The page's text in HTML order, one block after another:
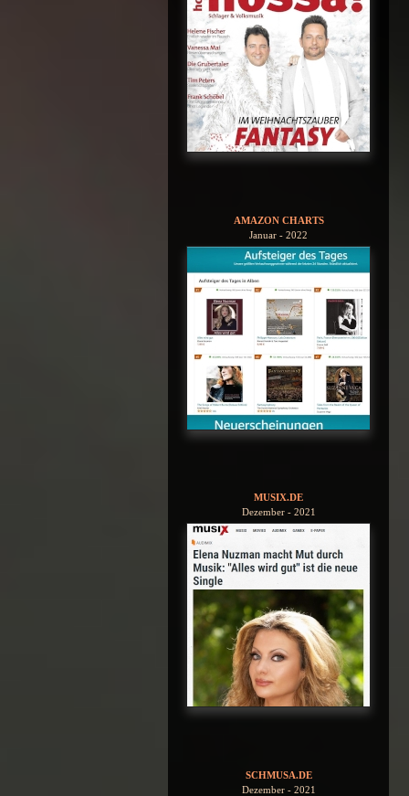
AMAZON CHARTS
Januar - 2022
MUSIX.DE
Dezember - 2021
SCHMUSA.DE
Dezember - 2021